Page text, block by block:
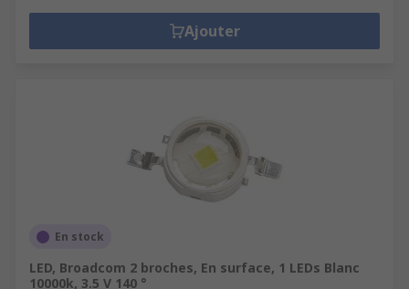
Ajouter
En stock
LED, Broadcom 2 broches, En surface, 1 LEDs Blanc
10000k, 3.5 V 140 °